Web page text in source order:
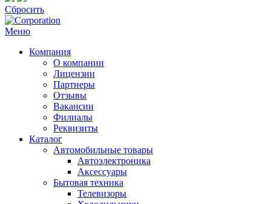
Сбросить
Меню
Компания
О компании
Лицензии
Партнеры
Отзывы
Вакансии
Филиалы
Реквизиты
Каталог
Автомобильные товары
Автоэлектроника
Аксессуары
Бытовая техника
Телевизоры